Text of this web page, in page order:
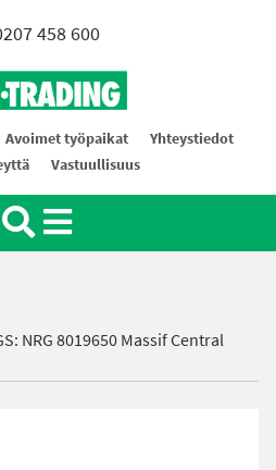
458 600
Ab
Avoimet työpaikat
Yhteystiedot
Vastuullisuus
NRG 8019650 Massif Central